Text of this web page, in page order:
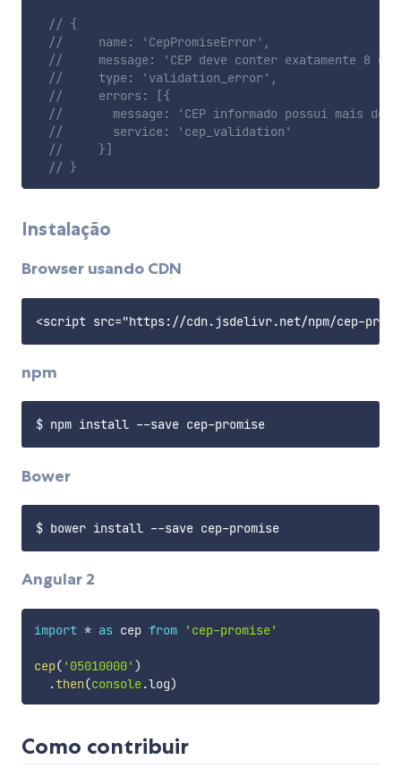
// {
//     name: 'CepPromiseError',
//     message: 'CEP deve conter exatamente 8
//     type: 'validation_error',
//     errors: [{
//       message: 'CEP informado possui mais do
//       service: 'cep_validation'
//     }]
// }
Instalação
Browser usando CDN
npm
Bower
Angular 2
import * as cep from 'cep-promise'
cep( '05010000' )
.then(console.log)
Como contribuir